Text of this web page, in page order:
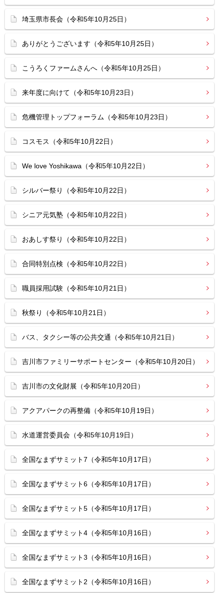
埼玉県市長会（令和5年10月25日）
ありがとうございます（令和5年10月25日）
こうろくファームさんへ（令和5年10月25日）
来年度に向けて（令和5年10月23日）
危機管理トップフォーラム（令和5年10月23日）
コスモス（令和5年10月22日）
We love Yoshikawa（令和5年10月22日）
シルバー祭り（令和5年10月22日）
シニア元気塾（令和5年10月22日）
おあしす祭り（令和5年10月22日）
合同特別点検（令和5年10月22日）
職員採用試験（令和5年10月21日）
秋祭り（令和5年10月21日）
バス、タクシー等の公共交通（令和5年10月21日）
吉川市ファミリーサポートセンター（令和5年10月20日）
吉川市の文化財展（令和5年10月20日）
アクアパークの再整備（令和5年10月19日）
水道運営委員会（令和5年10月19日）
全国なまずサミット7（令和5年10月17日）
全国なまずサミット6（令和5年10月17日）
全国なまずサミット5（令和5年10月17日）
全国なまずサミット4（令和5年10月16日）
全国なまずサミット3（令和5年10月16日）
全国なまずサミット2（令和5年10月16日）